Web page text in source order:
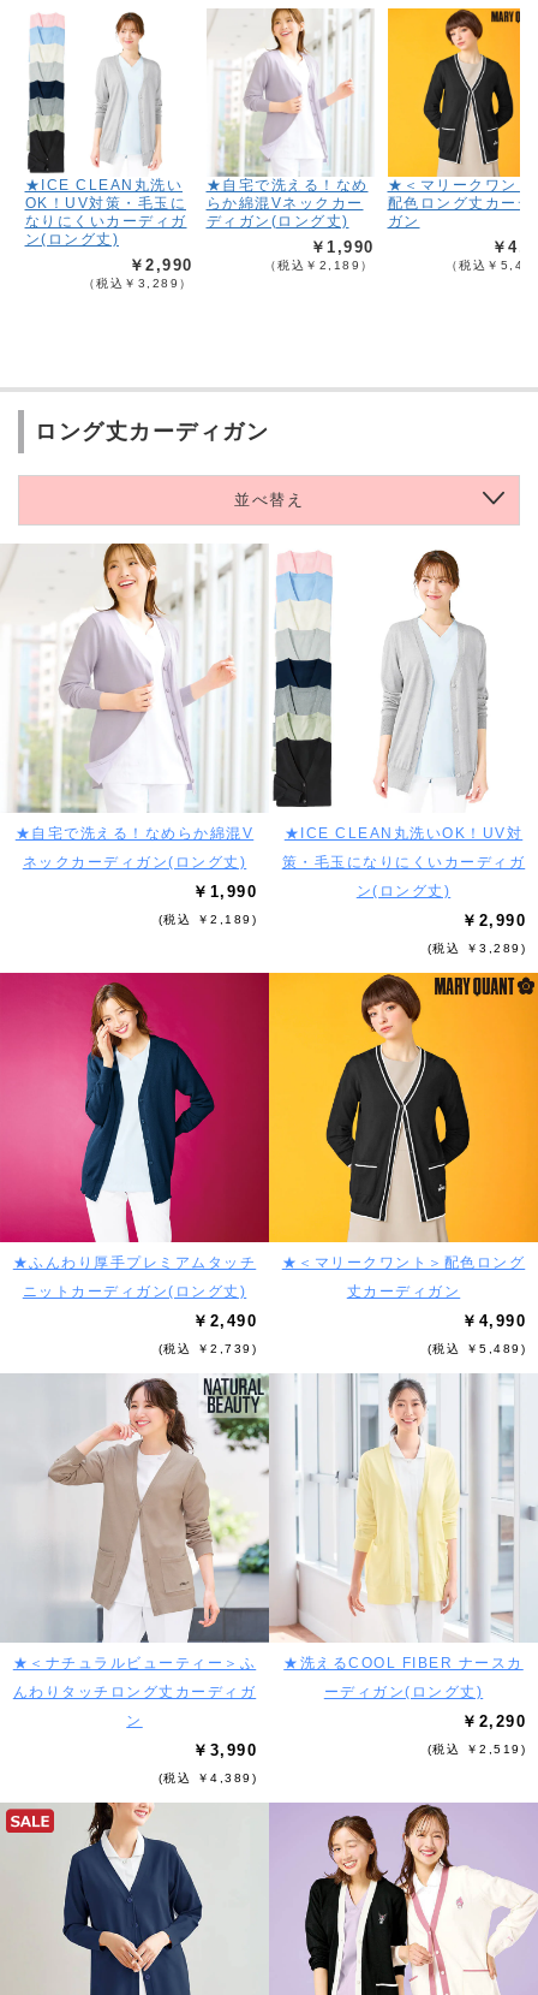
★ICE CLEAN丸洗い
OK！UV対策・毛玉に
なりにくいカーディガ
ン(ロング丈)
￥2,990
（税込￥3,289）
★自宅で洗える！なめ
らか綿混Vネックカー
ディガン(ロング丈)
￥1,990
（税込￥2,189）
★＜マリークワント
配色ロング丈カーデ
ガン
￥
（税込￥
ロング丈カーディガン
並べ替え
★自宅で洗える！なめらか綿混V
ネックカーディガン(ロング丈)
￥1,990
(税込 ￥2,189)
★ICE CLEAN丸洗いOK！UV対
策・毛玉になりにくいカーディガ
ン(ロング丈)
￥2,990
(税込 ￥3,289)
★ふんわり厚手プレミアムタッチ
ニットカーディガン(ロング丈)
￥2,490
(税込 ￥2,739)
★＜マリークワント＞配色ロング
丈カーディガン
￥4,990
(税込 ￥5,489)
★＜ナチュラルビューティー＞ふ
んわりタッチロング丈カーディガ
ン
￥3,990
(税込 ￥4,389)
★洗えるCOOL FIBER ナースカ
ーディガン(ロング丈)
￥2,290
(税込 ￥2,519)